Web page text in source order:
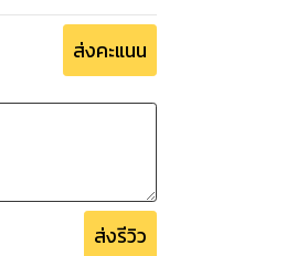
ส่งคะแนน
ส่งรีวิว